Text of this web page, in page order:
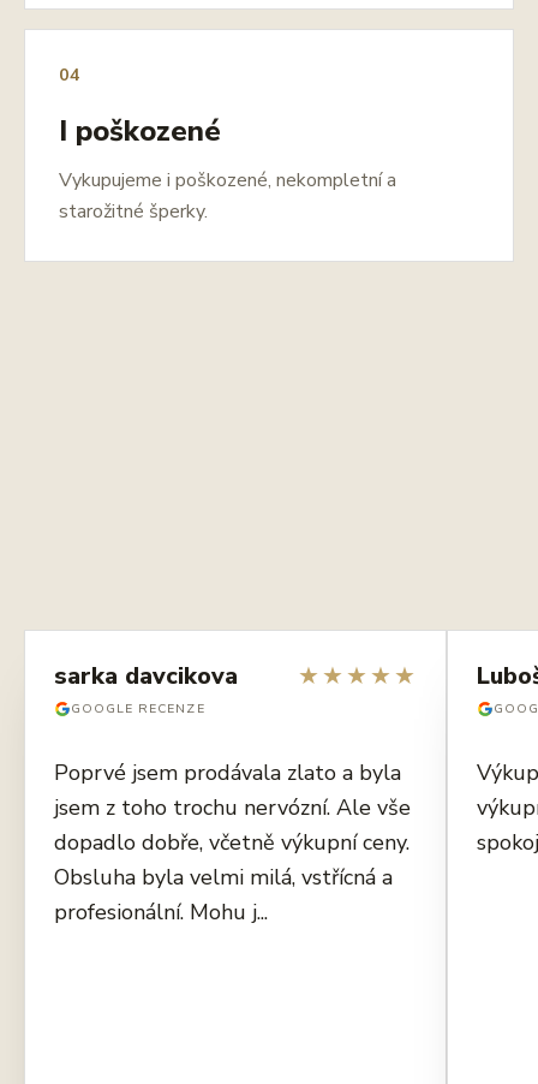
04
I poškozené
Vykupujeme i poškozené, nekompletní a
starožitné šperky.
sarka davcikova
GOOGLE RECENZE
★★★★★
Poprvé jsem prodávala zlato a byla
jsem z toho trochu nervózní. Ale vše
dopadlo dobře, včetně výkupní ceny.
Obsluha byla velmi milá, vstřícná a
profesionální. Mohu j...